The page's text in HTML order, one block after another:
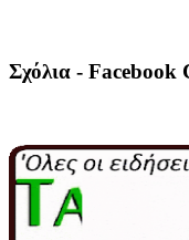
Σχόλια - Facebook